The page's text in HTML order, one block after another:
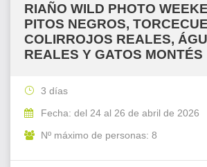
RIAÑO WILD PHOTO
PITOS NEGROS,
COLIRROJOS REALES,
REALES Y GATOS MONTÉS
3 días
Fecha: del 24 al 26 de abril de 2026
Nº máximo de personas: 8